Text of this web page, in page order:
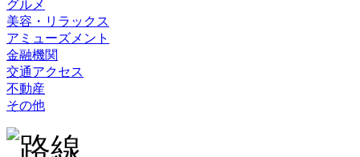
グルメ
美容・リラックス
アミューズメント
金融機関
交通アクセス
不動産
その他